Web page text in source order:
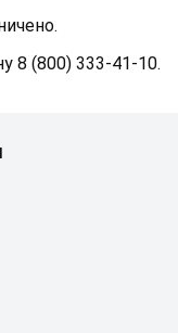
8 (800) 333-41-10.